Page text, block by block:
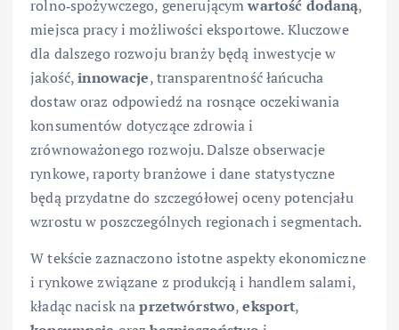
rolno‑spożywczego, generującymwartość dodaną,
miejsca pracy i możliwości eksportowe. Kluczowe
dla dalszego rozwoju branży będą inwestycje w
jakość,innowacje, transparentność łańcucha
dostaw oraz odpowiedź na rosnące oczekiwania
konsumentów dotyczące zdrowia i
zrównoważonego rozwoju. Dalsze obserwacje
rynkowe, raporty branżowe i dane statystyczne
będą przydatne do szczegółowej oceny potencjału
wzrostu w poszczególnych regionach i segmentach.
W tekście zaznaczono istotne aspekty ekonomiczne
i rynkowe związane z produkcją i handlem salami,
kładąc nacisk naprzetwórstwo,eksport,